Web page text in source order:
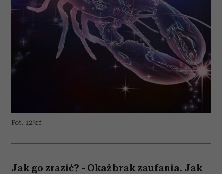
Fot. 123rf
Jak go zrazić? - Okaż brak zaufania. Jak